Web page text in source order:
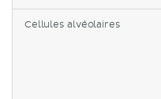
Cellules alvéolaires